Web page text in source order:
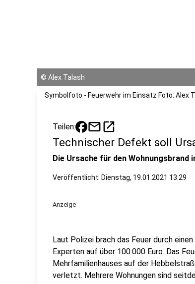
© Alex Talash
Symbolfoto - Feuerwehr im Einsatz Foto: Alex
Teilen: mailopen_in_new
Technischer Defekt soll
Die Ursache für den
Veröffentlicht: Dienstag, 19.01.2021 13:29
Anzeige
Laut Polizei brach das Feuer durch
Experten auf über 100.000 Euro. Das
Mehrfamilienhauses auf der
verletzt. Mehrere Wohnungen sind